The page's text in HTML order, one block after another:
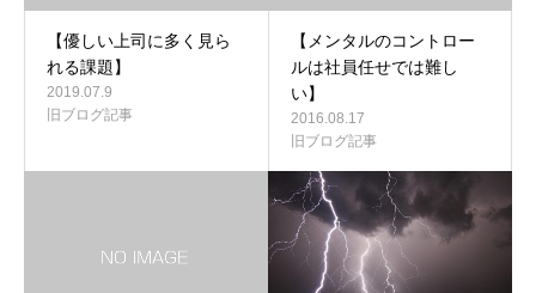
【優しい上司に多く見ら
れる課題】
2019.07.9
旧ブログ記事
【メンタルのコントロー
ルは社員任せでは難し
い】
2016.08.17
旧ブログ記事